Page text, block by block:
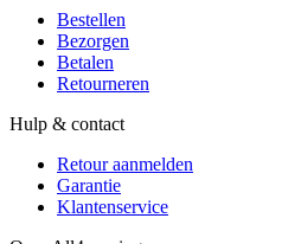
Bestellen
Bezorgen
Betalen
Retourneren
Hulp & contact
Retour aanmelden
Garantie
Klantenservice